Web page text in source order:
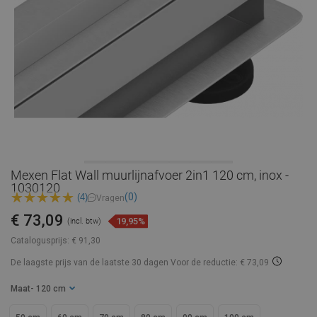
Mexen Flat Wall muurlijnafvoer 2in1 120 cm, inox -
1030120
(4) Vragen(0)
Catalogusprijs: € 91,30
€ 73,09 (incl. btw) 19,95%
De laagste prijs van de laatste 30 dagen Voor de reductie: € 73,09
Maat - 120 cm